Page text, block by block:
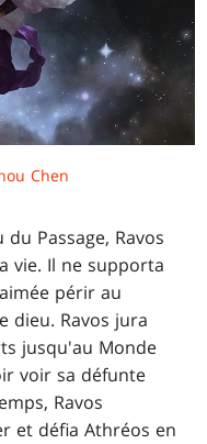
Chen
Passage, Ravos
vie. Il ne supporta
périr au
dieu. Ravos jura
jusqu'au Monde
voir sa défunte
Ravos
et défia Athréos en